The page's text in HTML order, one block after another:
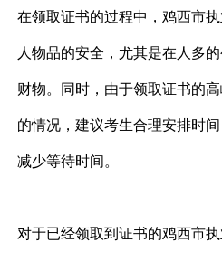
在领取证书的过程中， 鸡西市
人物品的安全，尤其是在人多
财物。同时，由于领取证书的
的情况，建议考生合理安排时
减少等待时间。
对于已经领取到证书的鸡西市